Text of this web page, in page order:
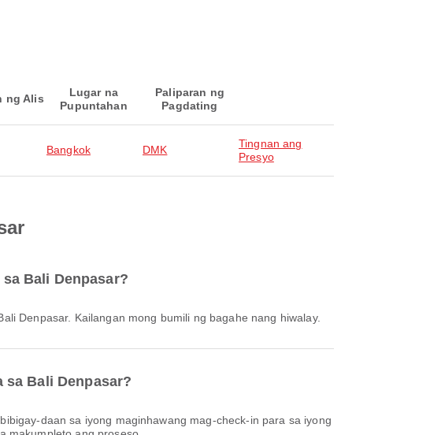
ng Alis
Lugar na
Pupuntahan
Paliparan ng
Pagdating
Bangkok DMK
Tingnan ang
Presyo
Bali Denpasar?
Denpasar. Kailangan mong bumili ng bagahe nang hiwalay.
Bali Denpasar?